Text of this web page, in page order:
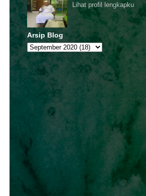
Lihat profil lengkapku
Arsip Blog